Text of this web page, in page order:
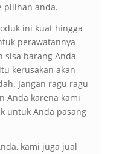
pilihan anda.
ini kuat hingga
perawatannya
sisa barang Anda
kerusakan akan
Jangan ragu ragu
Anda karena kami
untuk Anda pasang
kami juga jual